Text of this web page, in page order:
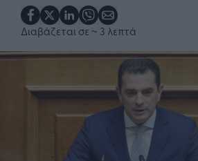
Διαβάζεται σε ~ 3 λεπτά